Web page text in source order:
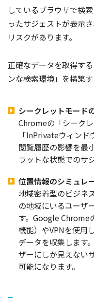
しているブラウザで検
ったサジェストが表示
リスクがあります。
正確なデータを取得す
ンな検索環境」を構築
シークレットモード
Chromeの「シーク
「InPrivateウィン
閲覧履歴の影響を最
ラットな状態でのサ
位置情報のシミュレ
地域密着型のビジネ
の地域にいるユーザ
す。Google Chrome
機能）やVPNを使用
データを収集します
ザーにしか見えない
可能になります。